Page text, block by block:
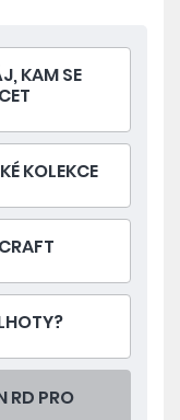
KAM SE
KOLEKCE
PRO